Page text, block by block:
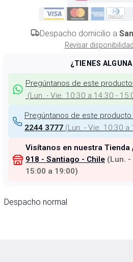
Despacho domicilio a
Revisar
¿TIENES
Pregúntanos de este
(Lun. - Vie. 10:30 a 14:30 -
Pregúntanos de este
2244 3777 (Lun. - Vie. 10:30
Visítanos en nuestra Tienda
918 - Santiago - Chile (Lun. -
15:00 a 19:00)
Despacho normal